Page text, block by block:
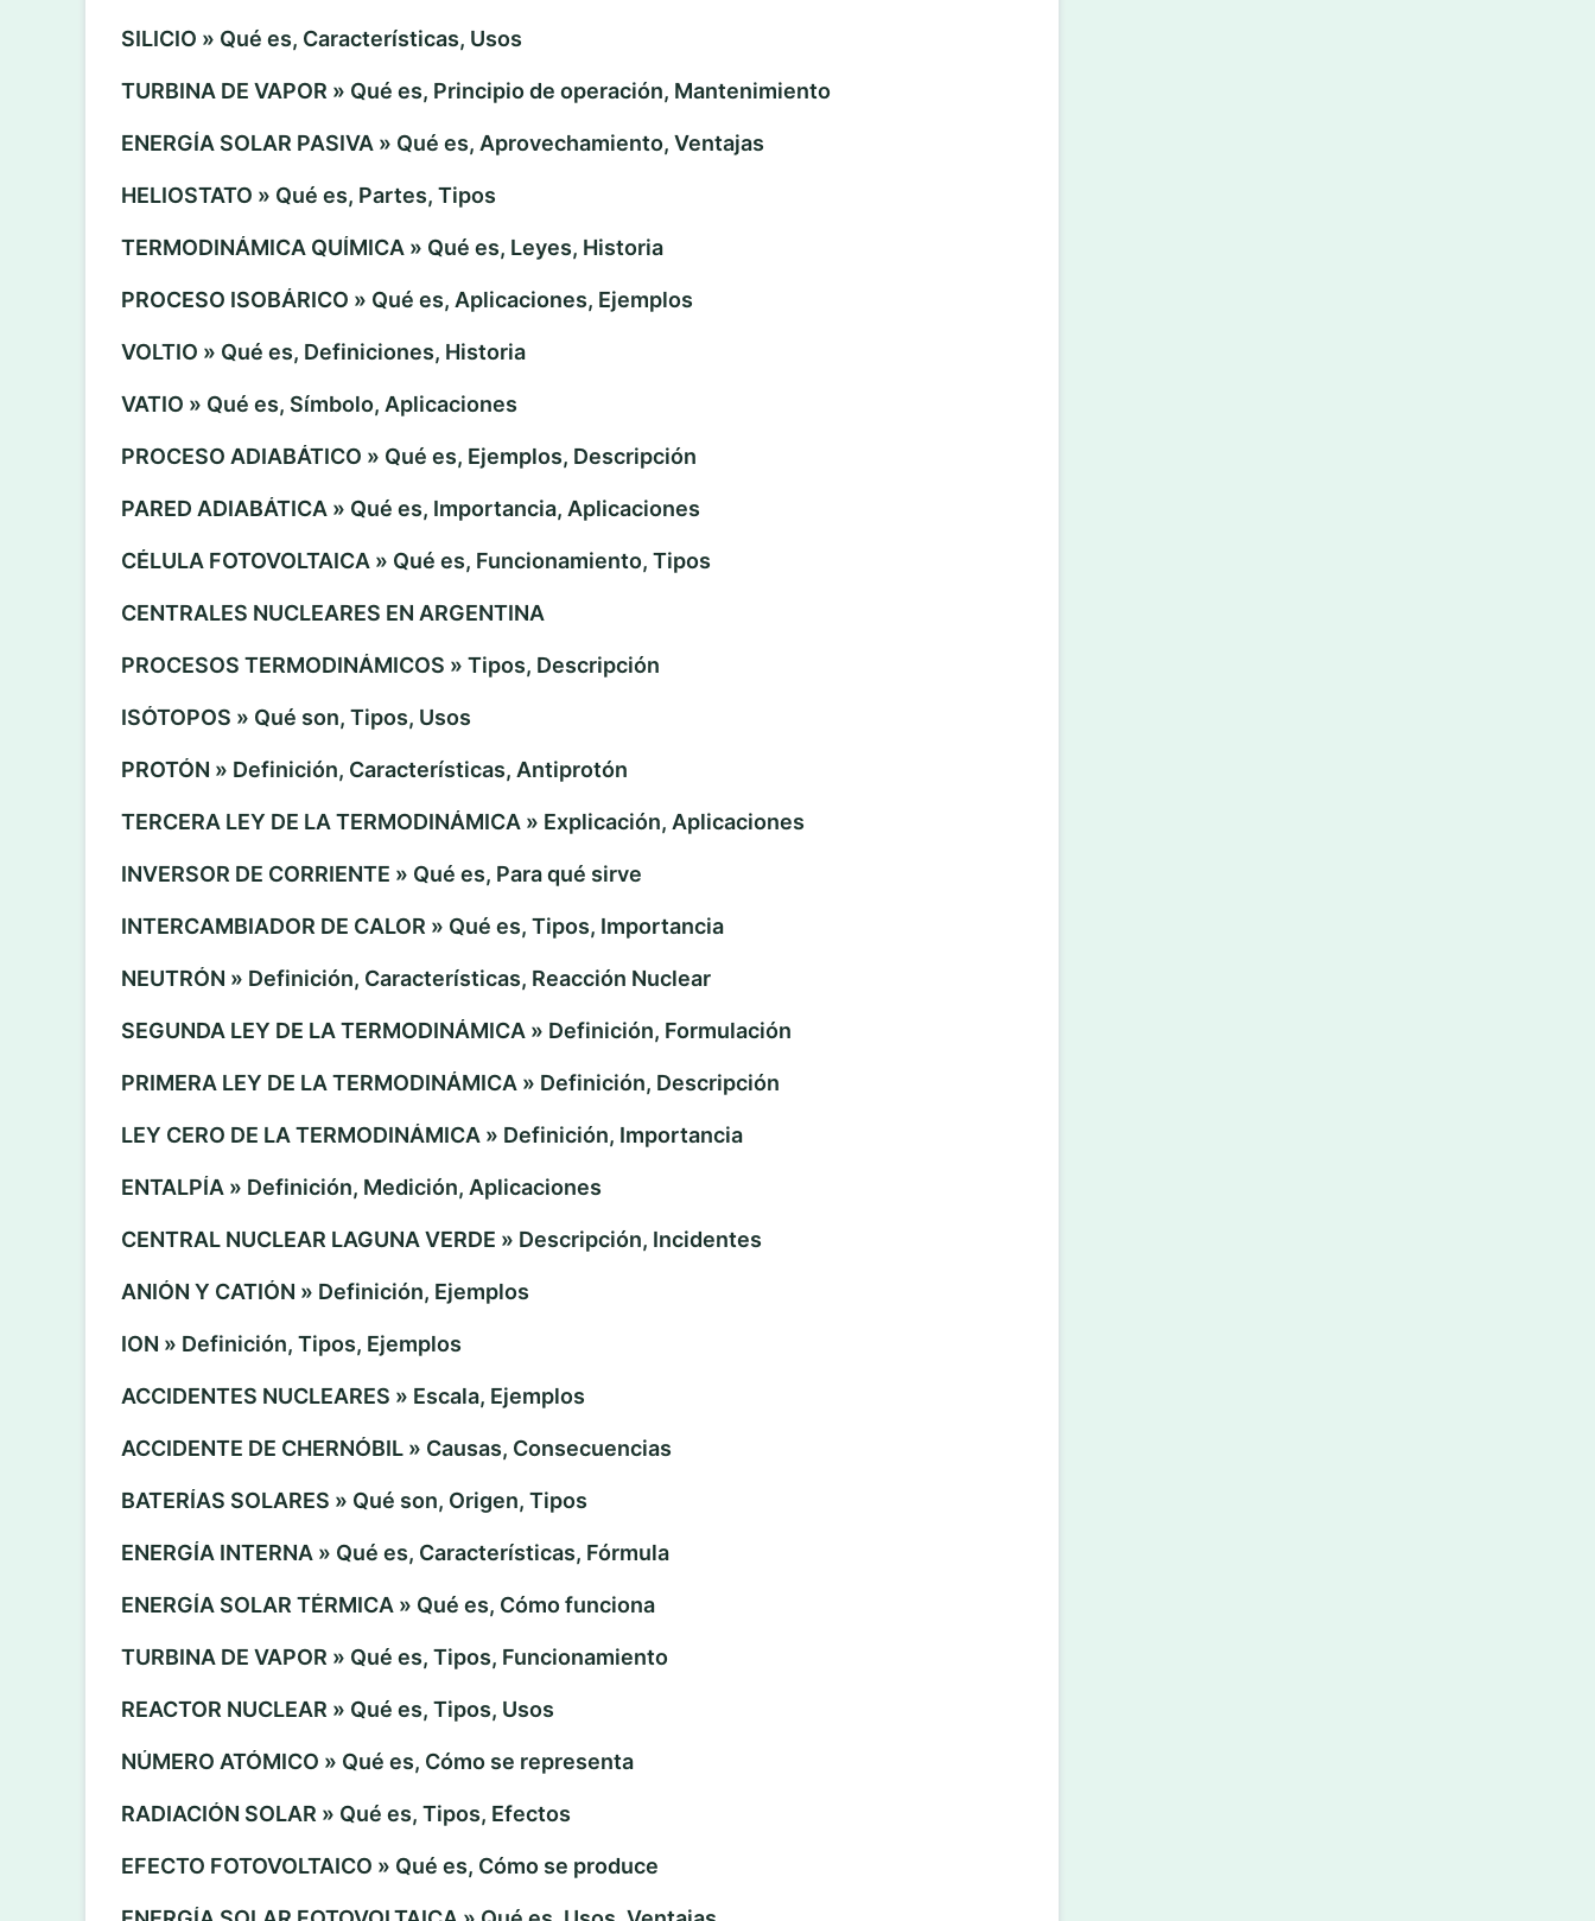
SILICIO » Qué es, Características, Usos
TURBINA DE VAPOR » Qué es, Principio de operación, Mantenimiento
ENERGÍA SOLAR PASIVA » Qué es, Aprovechamiento, Ventajas
HELIOSTATO » Qué es, Partes, Tipos
TERMODINÁMICA QUÍMICA » Qué es, Leyes, Historia
PROCESO ISOBÁRICO » Qué es, Aplicaciones, Ejemplos
VOLTIO » Qué es, Definiciones, Historia
VATIO » Qué es, Símbolo, Aplicaciones
PROCESO ADIABÁTICO » Qué es, Ejemplos, Descripción
PARED ADIABÁTICA » Qué es, Importancia, Aplicaciones
CÉLULA FOTOVOLTAICA » Qué es, Funcionamiento, Tipos
CENTRALES NUCLEARES EN ARGENTINA
PROCESOS TERMODINÁMICOS » Tipos, Descripción
ISÓTOPOS » Qué son, Tipos, Usos
PROTÓN » Definición, Características, Antiprotón
TERCERA LEY DE LA TERMODINÁMICA » Explicación, Aplicaciones
INVERSOR DE CORRIENTE » Qué es, Para qué sirve
INTERCAMBIADOR DE CALOR » Qué es, Tipos, Importancia
NEUTRÓN » Definición, Características, Reacción Nuclear
SEGUNDA LEY DE LA TERMODINÁMICA » Definición, Formulación
PRIMERA LEY DE LA TERMODINÁMICA » Definición, Descripción
LEY CERO DE LA TERMODINÁMICA » Definición, Importancia
ENTALPÍA » Definición, Medición, Aplicaciones
CENTRAL NUCLEAR LAGUNA VERDE » Descripción, Incidentes
ANIÓN Y CATIÓN » Definición, Ejemplos
ION » Definición, Tipos, Ejemplos
ACCIDENTES NUCLEARES » Escala, Ejemplos
ACCIDENTE DE CHERNÓBIL » Causas, Consecuencias
BATERÍAS SOLARES » Qué son, Origen, Tipos
ENERGÍA INTERNA » Qué es, Características, Fórmula
ENERGÍA SOLAR TÉRMICA » Qué es, Cómo funciona
TURBINA DE VAPOR » Qué es, Tipos, Funcionamiento
REACTOR NUCLEAR » Qué es, Tipos, Usos
NÚMERO ATÓMICO » Qué es, Cómo se representa
RADIACIÓN SOLAR » Qué es, Tipos, Efectos
EFECTO FOTOVOLTAICO » Qué es, Cómo se produce